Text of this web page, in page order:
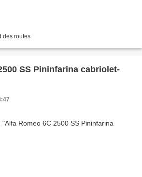
des routes
SS Pininfarina cabriolet-